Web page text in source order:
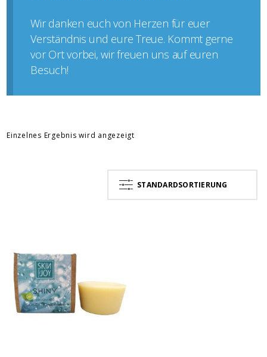
Wir danken euch von Herzen für euer
Verständnis und eure Treue. Kommt gerne
vor Ort vorbei, wir freuen uns auf euren
Besuch!
Einzelnes Ergebnis wird angezeigt
STANDARDSORTIERUNG